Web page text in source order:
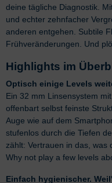
deine tägliche Diagnostik.
und echter zehnfacher
anderen entgehen. Subtile
Frühveränderungen. Und
Highlights im
Optisch einige Levels
Ein 32 mm Linsensystem
offenbart selbst feinste
Auge wie auf dem
stufenlos durch die Tiefen
zählt: Vertrauen in das, was
Why not play a few levels
Einfach hygienischer.